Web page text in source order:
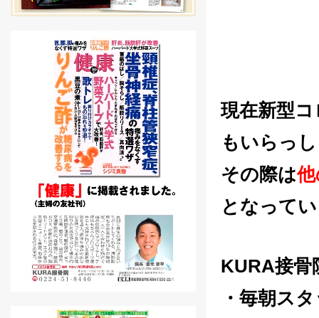
現在新型
もいらっ
その際は
となって
KURA接骨
・毎朝ス